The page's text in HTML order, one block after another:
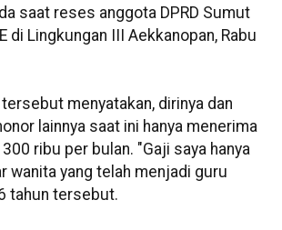
saat reses anggota DPRD Sumut
di Lingkungan III Aekkanopan, Rabu
menyatakan, dirinya dan
lainnya saat ini hanya menerima
ribu per bulan. "Gaji saya hanya
wanita yang telah menjadi guru
tahun tersebut.